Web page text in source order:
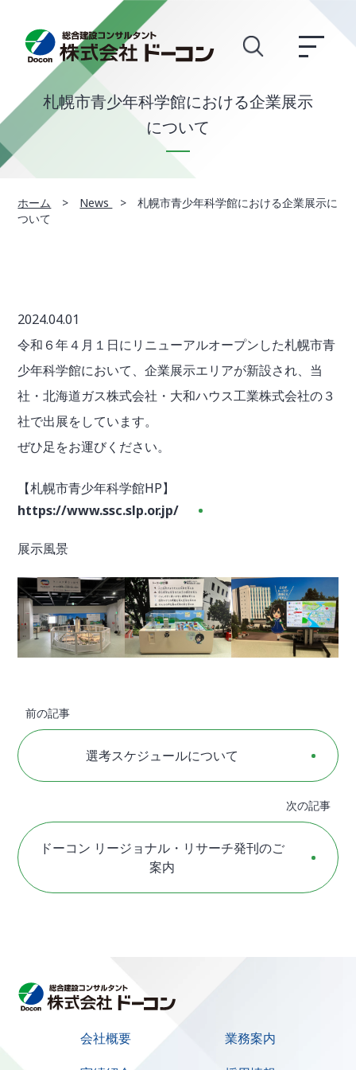
札幌市青少年科学館における企業展示
について
ホーム > News >
札幌市青少年科学館における企業展示に
ついて
2024.04.01
令和６年４月１日にリニューアルオープンした札幌市青
少年科学館において、企業展示エリアが新設され、当
社・北海道ガス株式会社・大和ハウス工業株式会社の３
社で出展をしています。
ぜひ足をお運びください。
【札幌市青少年科学館HP】
https://www.ssc.slp.or.jp/
展示風景
前の記事
選考スケジュールについて
次の記事
ドーコン リージョナル・リサーチ発刊のご
案内
会社概要
業務案内